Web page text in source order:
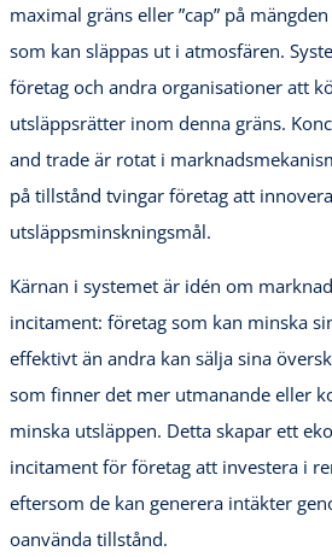
maximal gräns eller ”cap” på
som kan släppas ut i atmosfären.
företag och andra organisationer att
utsläppsrätter inom denna gräns.
and trade är rotat i
på tillstånd tvingar företag att
utsläppsminskningsmål.
Kärnan i systemet är idén om
incitament: företag som kan minska
effektivt än andra kan sälja sina
som finner det mer utmanande eller
minska utsläppen. Detta skapar ett
incitament för företag att investera i
eftersom de kan generera intäkter
oanvända tillstånd.